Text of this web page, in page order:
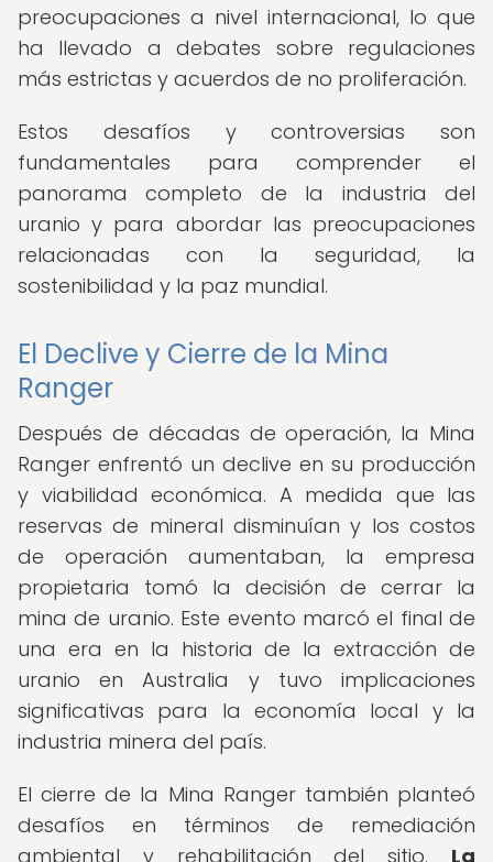
preocupaciones a nivel internacional, lo que
ha llevado a debates sobre regulaciones
más estrictas y acuerdos de no proliferación.
Estos desafíos y controversias son
fundamentales para comprender el
panorama completo de la industria del
uranio y para abordar las preocupaciones
relacionadas con la seguridad, la
sostenibilidad y la paz mundial.
El Declive y Cierre de la Mina
Ranger
Después de décadas de operación, la Mina
Ranger enfrentó un declive en su producción
y viabilidad económica. A medida que las
reservas de mineral disminuían y los costos
de operación aumentaban, la empresa
propietaria tomó la decisión de cerrar la
mina de uranio. Este evento marcó el final de
una era en la historia de la extracción de
uranio en Australia y tuvo implicaciones
significativas para la economía local y la
industria minera del país.
El cierre de la Mina Ranger también planteó
desafíos en términos de remediación
ambiental y rehabilitación del sitio. La